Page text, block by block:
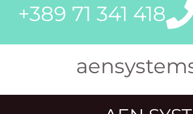
+389 71 341 418